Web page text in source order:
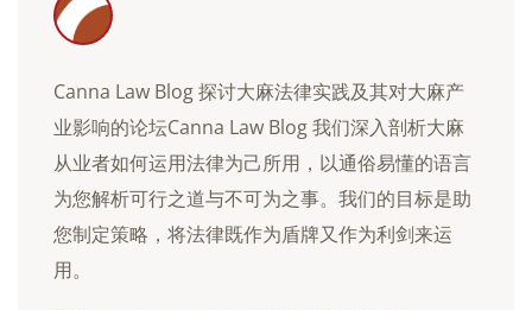
Canna Law Blog 探讨大麻法律实践及其对大麻产
业影响的论坛Canna Law Blog 我们深入剖析大麻
从业者如何运用法律为己所用，以通俗易懂的语言
为您解析可行之道与不可为之事。我们的目标是助
您制定策略，将法律既作为盾牌又作为利剑来运
用。